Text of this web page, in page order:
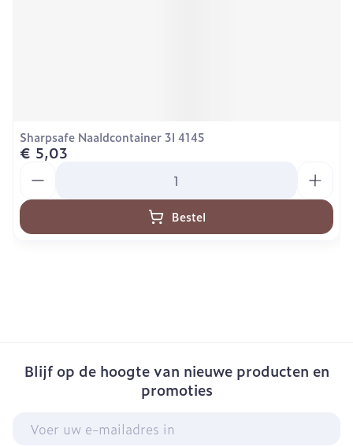
Sharpsafe Naaldcontainer 3l 4145
€ 5,03
Bestel
Blijf op de hoogte van nieuwe producten en
promoties